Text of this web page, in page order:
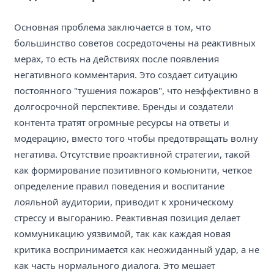
Основная проблема заключается в том, что
большинство советов сосредоточены на реактивных
мерах, то есть на действиях после появления
негативного комментария. Это создает ситуацию
постоянного "тушения пожаров", что неэффективно в
долгосрочной перспективе. Бренды и создатели
контента тратят огромные ресурсы на ответы и
модерацию, вместо того чтобы предотвращать волну
негатива. Отсутствие проактивной стратегии, такой
как формирование позитивного комьюнити, четкое
определение правил поведения и воспитание
лояльной аудитории, приводит к хроническому
стрессу и выгоранию. Реактивная позиция делает
коммуникацию уязвимой, так как каждая новая
критика воспринимается как неожиданный удар, а не
как часть нормального диалога. Это мешает